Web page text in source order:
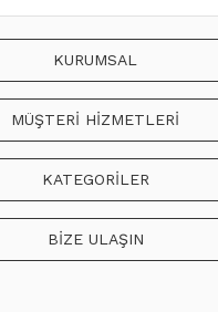
KURUMSAL
MÜŞTERİ HİZMETLERİ
KATEGORİLER
BİZE ULAŞIN